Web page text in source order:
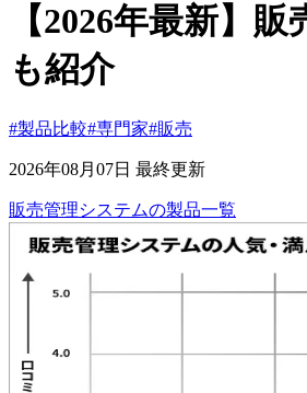
【2026年最新】
も紹介
#製品比較#専門家#販売
2026年08月07日 最終更新
販売管理システムの製品一覧